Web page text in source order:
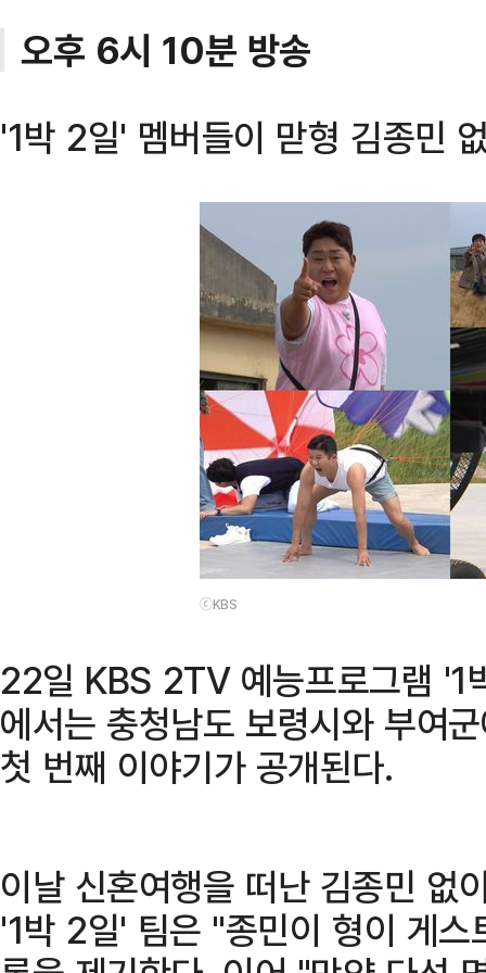
오후 6시 10분 방송
'1박 2일' 멤버들이 맏형 김종민
ⓒKBS
22일 KBS 2TV 예능프로그램
에서는 충청남도 보령시와 부여
첫 번째 이야기가 공개된다.
이날 신혼여행을 떠난 김종민 없
'1박 2일' 팀은 "종민이 형이 게